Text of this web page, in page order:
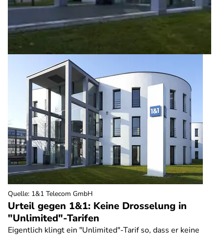
Urteil gegen 1&1: Keine Drosselung in
"Unlimited"-Tarifen
Eigentlich klingt ein "Unlimited"-Tarif so, dass er keine
Quelle: 1&1 Telecom GmbH